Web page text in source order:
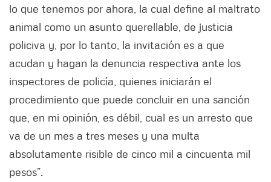
lo que tenemos por ahora, la cual define al maltrato
animal como un asunto querellable, de justicia
policiva y, por lo tanto, la invitación es a que
acudan y hagan la denuncia respectiva ante los
inspectores de policía, quienes iniciarán el
procedimiento que puede concluir en una sanción
que, en mi opinión, es débil, cual es un arresto que
va de un mes a tres meses y una multa
absolutamente risible de cinco mil a cincuenta mil
pesos”.